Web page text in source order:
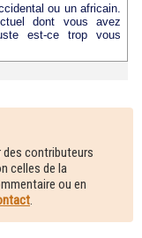
ou un africain.
dont vous avez
est-ce trop vous
des contributeurs
celles de la
ou en
.